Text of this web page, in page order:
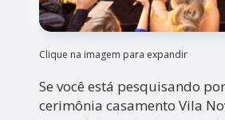
Clique na imagem para expandir
Se você está pesquisando
cerimônia casamento Vila